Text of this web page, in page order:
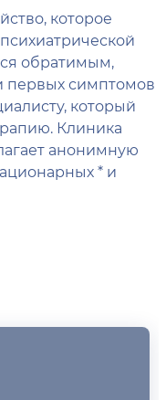
которое
обратимым,
первых симптомов
который
Клиника
анонимную
* и